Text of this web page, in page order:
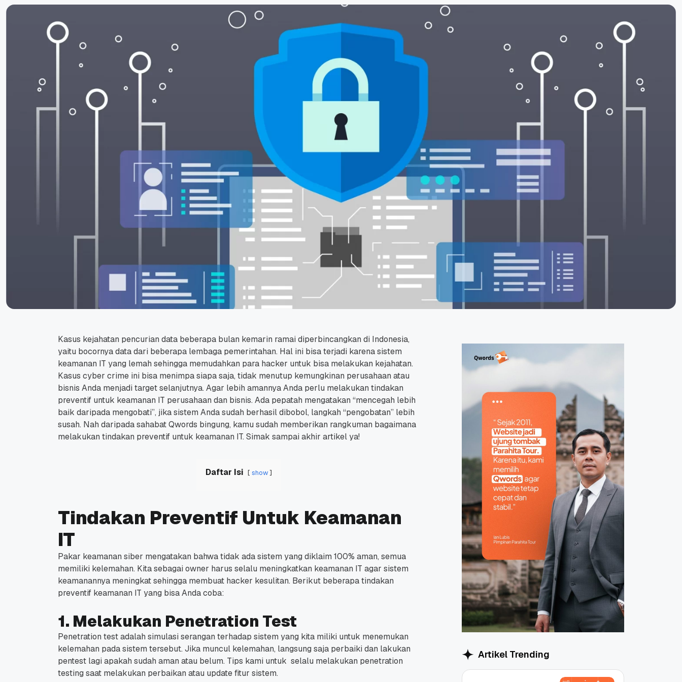
Kasus kejahatan pencurian data beberapa bulan kemarin ramai diperbincangkan di Indonesia,
yaitu bocornya data dari beberapa lembaga pemerintahan. Hal ini bisa terjadi karena sistem
keamanan IT yang lemah sehingga memudahkan para hacker untuk bisa melakukan kejahatan.
Kasus cyber crime ini bisa menimpa siapa saja, tidak menutup kemungkinan perusahaan atau
bisnis Anda menjadi target selanjutnya. Agar lebih amannya Anda perlu melakukan tindakan
preventif untuk keamanan IT perusahaan dan bisnis. Ada pepatah mengatakan “mencegah lebih
baik daripada mengobati”, jika sistem Anda sudah berhasil dibobol, langkah “pengobatan” lebih
susah. Nah daripada sahabat Qwords bingung, kamu sudah memberikan rangkuman bagaimana
melakukan tindakan preventif untuk keamanan IT. Simak sampai akhir artikel ya!
Daftar Isi show
Tindakan Preventif Untuk Keamanan
IT
Pakar keamanan siber mengatakan bahwa tidak ada sistem yang diklaim 100% aman, semua
memiliki kelemahan. Kita sebagai owner harus selalu meningkatkan keamanan IT agar sistem
keamanannya meningkat sehingga membuat hacker kesulitan. Berikut beberapa tindakan
preventif keamanan IT yang bisa Anda coba:
1. Melakukan Penetration Test
Penetration test adalah simulasi serangan terhadap sistem yang kita miliki untuk menemukan
kelemahan pada sistem tersebut. Jika muncul kelemahan, langsung saja perbaiki dan lakukan
pentest lagi apakah sudah aman atau belum. Tips kami untuk selalu melakukan penetration
testing saat melakukan perbaikan atau update fitur sistem.
Artikel Trending